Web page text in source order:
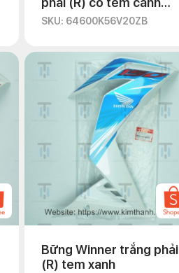
chim trắng
SKU: 64600K56V20ZB
Bững Winner trắng phải
(R) tem xanh